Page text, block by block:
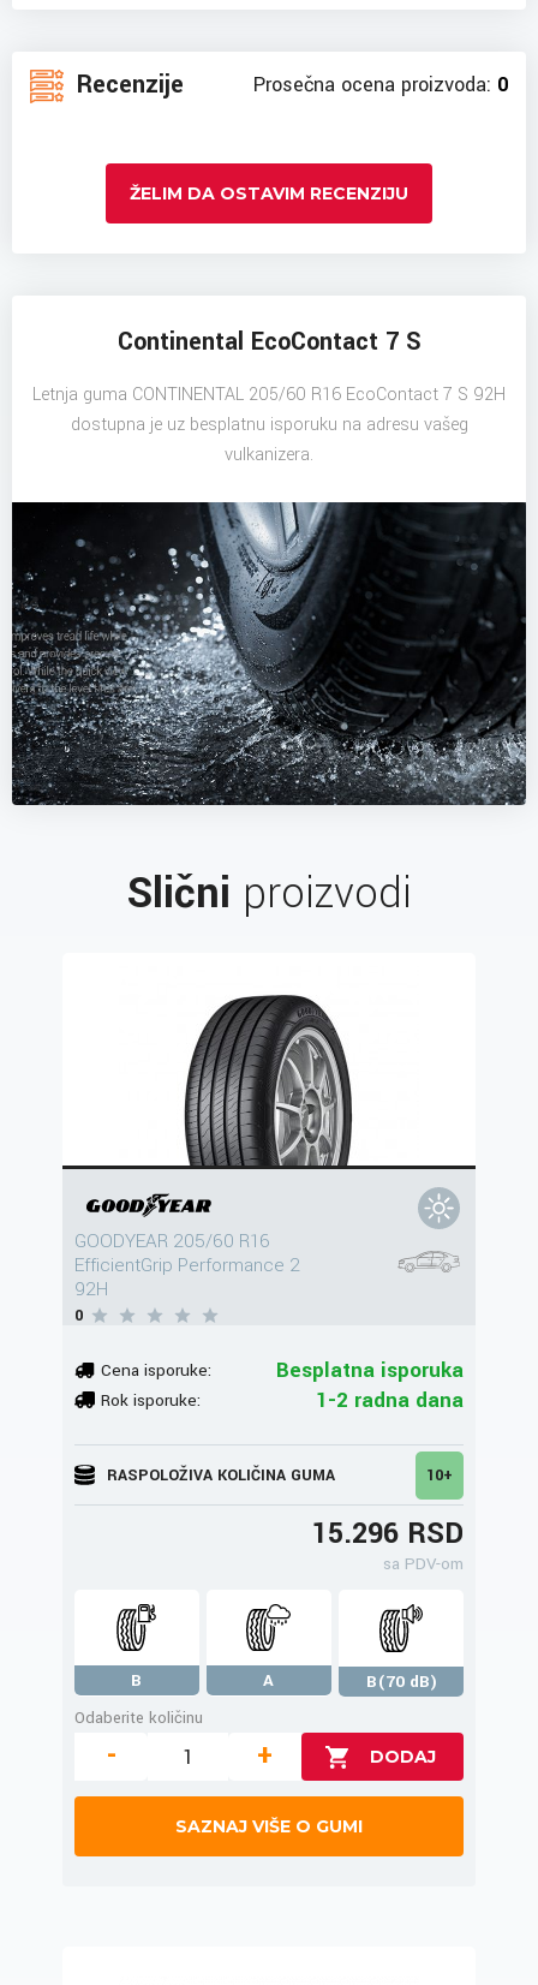
Recenzije Prosečna ocena proizvoda: 0
ŽELIM DA OSTAVIM RECENZIJU
Continental EcoContact 7 S
Letnja guma CONTINENTAL 205/60 R16 EcoContact 7 S 92H
dostupna je uz besplatnu isporuku na adresu vašeg
vulkanizera.
Slični proizvodi
GOODYEAR 205/60 R16
EfficientGrip Performance 2
92H
0
Cena isporuke: Besplatna isporuka
Rok isporuke: 1-2 radna dana
RASPOLOŽIVA KOLIČINA GUMA 10+
15.296 RSD
sa PDV-om
B A
B(70 dB)
Odaberite količinu
- +
SAZNAJ VIŠE O GUMI